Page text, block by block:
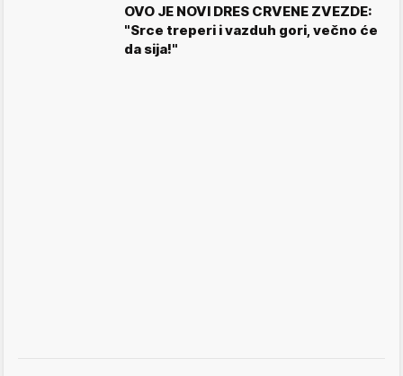
OVO JE NOVI DRES CRVENE ZVEZDE:
"Srce treperi i vazduh gori, večno će
da sija!"